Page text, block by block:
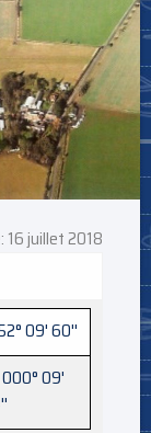
juillet 2018
09' 60''
09'